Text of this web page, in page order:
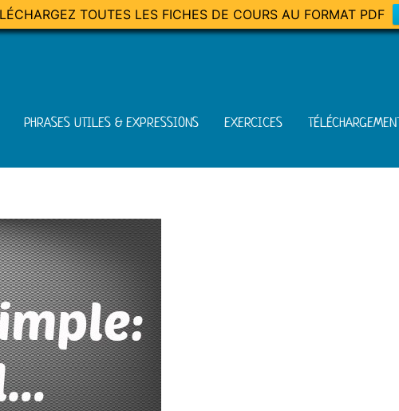
TOUTES LES FICHES DE COURS AU FORMAT PDF
PHRASES UTILES & EXPRESSIONS EXERCICES